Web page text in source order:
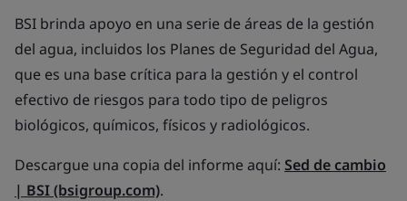
BSI brinda apoyo en una serie de áreas de la gestión
del agua, incluidos los Planes de Seguridad del Agua,
que es una base crítica para la gestión y el control
efectivo de riesgos para todo tipo de peligros
biológicos, químicos, físicos y radiológicos.
Descargue una copia del informe aquí: Sed de cambio
| BSI (bsigroup.com).